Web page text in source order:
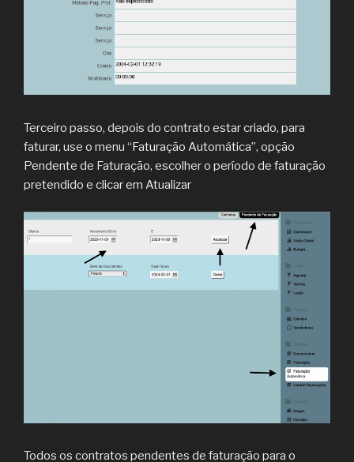
Terceiro passo, depois do contrato estar criado, para
faturar, use o menu “Faturação Automática”, opção
Pendente de Faturação, escolher o período de faturação
pretendido e clicar em Atualizar
Todos os contratos pendentes de faturação para o